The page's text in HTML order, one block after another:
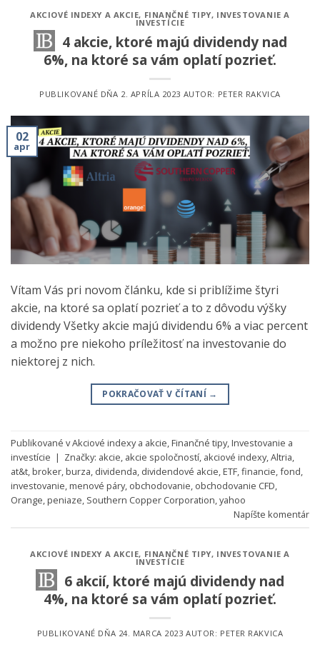
AKCIOVÉ INDEXY A AKCIE, FINANČNÉ TIPY, INVESTOVANIE A
INVESTÍCIE
4 akcie, ktoré majú dividendy nad
6%, na ktoré sa vám oplatí pozrieť.
PUBLIKOVANÉ DŇA 2. APRÍLA 2023 AUTOR: PETER RAKVICA
02
apr
Vítam Vás pri novom článku, kde si priblížime štyri
akcie, na ktoré sa oplatí pozrieť a to z dôvodu výšky
dividendy Všetky akcie majú dividendu 6% a viac percent
a možno pre niekoho príležitosť na investovanie do
niektorej z nich.
POKRAČOVAŤ V ČÍTANÍ →
Publikované vAkciové indexy a akcie,Finančné tipy,Investovanie a
investície | Značky: akcie, akcie spoločností, akciové indexy,Altria,
at&t,broker,burza, dividenda, dividendové akcie,ETF,financie,fond,
investovanie,menové páry, obchodovanie, obchodovanie CFD,
Orange,peniaze, Southern Copper Corporation,yahoo
Napíšte komentár
AKCIOVÉ INDEXY A AKCIE, FINANČNÉ TIPY, INVESTOVANIE A
INVESTÍCIE
6 akcií, ktoré majú dividendy nad
4%, na ktoré sa vám oplatí pozrieť.
PUBLIKOVANÉ DŇA 24. MARCA 2023 AUTOR: PETER RAKVICA